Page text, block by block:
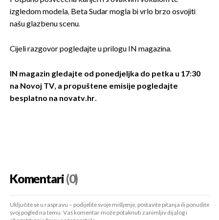
izgledom modela, Beta Sudar mogla bi vrlo brzo osvojiti
našu glazbenu scenu.
Cijeli razgovor pogledajte u prilogu IN magazina.
IN magazin gledajte od ponedjeljka do petka u 17:30
na Novoj TV, a propuštene emisije pogledajte
besplatno na novatv.hr.
Komentari(0)
Uključite se u raspravu – podijelite svoje mišljenje, postavite pitanja ili ponudite
svoj pogled na temu. Vaš komentar može potaknuti zanimljiv dijalog i